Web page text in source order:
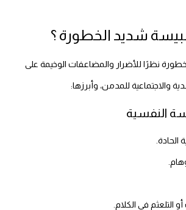
شديد الخطورة ؟
نظرًا للأضرار والمضاعفات الوخيمة على
والاجتماعية للمدمن، وأبرزها:
النفسية
الحادة.
التلعثم في الكلام.